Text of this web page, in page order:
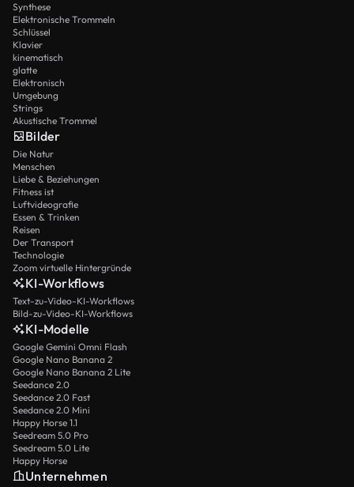
Synthese
Elektronische Trommeln
Schlüssel
Klavier
kinematisch
glatte
Elektronisch
Umgebung
Strings
Akustische Trommel
Bilder
Die Natur
Menschen
Liebe & Beziehungen
Fitness ist
Luftvideografie
Essen & Trinken
Reisen
Der Transport
Technologie
Zoom virtuelle Hintergründe
KI-Workflows
Text-zu-Video-KI-Workflows
Bild-zu-Video-KI-Workflows
KI-Modelle
Google Gemini Omni Flash
Google Nano Banana 2
Google Nano Banana 2 Lite
Seedance 2.0
Seedance 2.0 Fast
Seedance 2.0 Mini
Happy Horse 1.1
Seedream 5.0 Pro
Seedream 5.0 Lite
Happy Horse
Unternehmen